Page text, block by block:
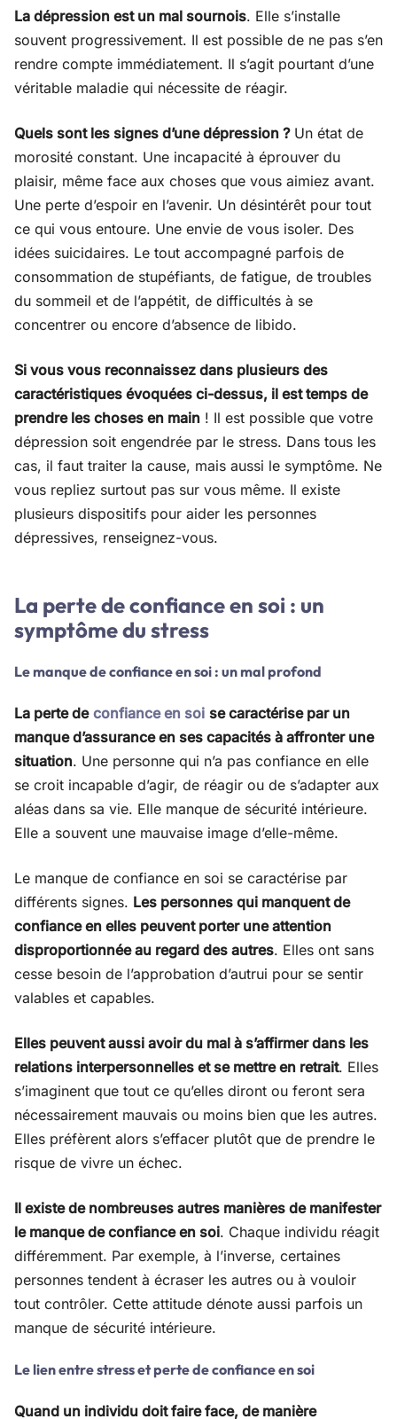
La dépression est un mal sournois. Elle s’installe
souvent progressivement. Il est possible de ne pas s’en
rendre compte immédiatement. Il s’agit pourtant d’une
véritable maladie qui nécessite de réagir.
Quels sont les signes d’une dépression ?Un état de
morosité constant. Une incapacité à éprouver du
plaisir, même face aux choses que vous aimiez avant.
Une perte d’espoir en l’avenir. Un désintérêt pour tout
ce qui vous entoure. Une envie de vous isoler. Des
idées suicidaires. Le tout accompagné parfois de
consommation de stupéfiants, de fatigue, de troubles
du sommeil et de l’appétit, de difficultés à se
concentrer ou encore d’absence de libido.
Si vous vous reconnaissez dans plusieurs des
caractéristiques évoquées ci-dessus, il est temps de
prendre les choses en main ! Il est possible que votre
dépression soit engendrée par le stress. Dans tous les
cas, il faut traiter la cause, mais aussi le symptôme. Ne
vous repliez surtout pas sur vous même. Il existe
plusieurs dispositifs pour aider les personnes
dépressives, renseignez-vous.
La perte de confiance en soi : un
symptôme du stress
Le manque de confiance en soi : un mal profond
La perte de confiance en soi se caractérise par un
manque d’assurance en ses capacités à affronter une
situation. Une personne qui n’a pas confiance en elle
se croit incapable d’agir, de réagir ou de s’adapter aux
aléas dans sa vie. Elle manque de sécurité intérieure.
Elle a souvent une mauvaise image d’elle-même.
Le manque de confiance en soi se caractérise par
différents signes. Les personnes qui manquent de
confiance en elles peuvent porter une attention
disproportionnée au regard des autres. Elles ont sans
cesse besoin de l’approbation d’autrui pour se sentir
valables et capables.
Elles peuvent aussi avoir du mal à s’affirmer dans les
relations interpersonnelles et se mettre en retrait. Elles
s’imaginent que tout ce qu’elles diront ou feront sera
nécessairement mauvais ou moins bien que les autres.
Elles préfèrent alors s’effacer plutôt que de prendre le
risque de vivre un échec.
Il existe de nombreuses autres manières de manifester
le manque de confiance en soi. Chaque individu réagit
différemment. Par exemple, à l’inverse, certaines
personnes tendent à écraser les autres ou à vouloir
tout contrôler. Cette attitude dénote aussi parfois un
manque de sécurité intérieure.
Le lien entre stress et perte de confiance en soi
Quand un individu doit faire face, de manière